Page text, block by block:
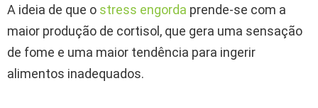
A ideia de que o stress engorda prende-se com a
maior produção de cortisol, que gera uma sensação
de fome e uma maior tendência para ingerir
alimentos inadequados.